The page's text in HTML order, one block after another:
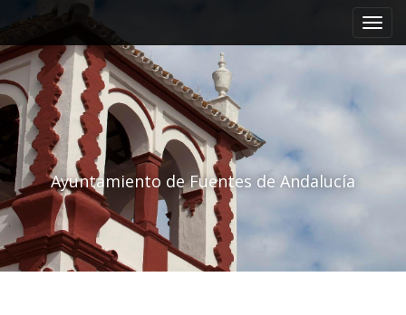
Menú principal
Saltar al contenido
Ayuntamiento de Fuentes de Andalucía